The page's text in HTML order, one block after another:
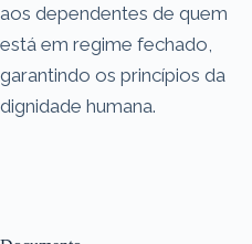
aos dependentes de quem
está em regime fechado,
garantindo os princípios da
dignidade humana.